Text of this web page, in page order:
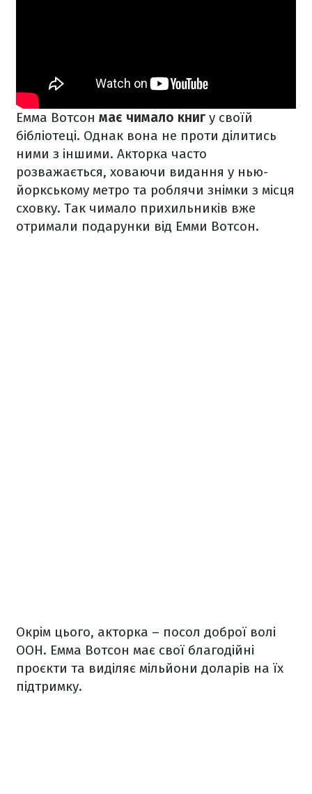
Емма Вотсон має чимало книг у своїй
бібліотеці. Однак вона не проти ділитись
ними з іншими. Акторка часто
розважається, ховаючи видання у нью-
йоркському метро та роблячи знімки з місця
сховку. Так чимало прихильників вже
отримали подарунки від Емми Вотсон.
Окрім цього, акторка – посол доброї волі
ООН. Емма Вотсон має свої благодійні
проєкти та виділяє мільйони доларів на їх
підтримку.